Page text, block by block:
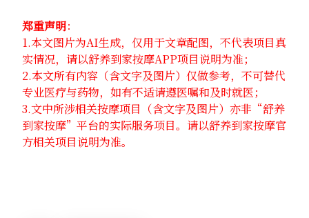
郑重声明：
1.本文图片为AI生成，仅用于文章配图，不代表项目真
实情况，请以舒养到家按摩APP项目说明为准；
2.本文所有内容（含文字及图片）仅做参考，不可替代
专业医疗与药物，如有不适请遵医嘱和及时就医；
3.文中所涉相关按摩项目（含文字及图片）亦非“舒养
到家按摩”平台的实际服务项目。请以舒养到家按摩官
方相关项目说明为准。